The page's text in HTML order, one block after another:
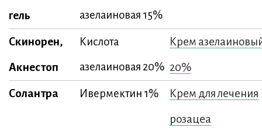
гель азелаиновая 15%
Скинорен,
Акнестоп
Кислота
азелаиновая 20%
Крем
20%
Солантра Ивермектин 1% Крем для лечения
розацеа